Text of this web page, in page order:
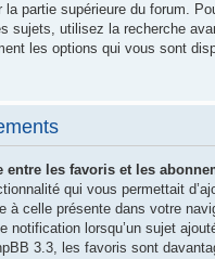
partie supérieure du forum.
sujets, utilisez la recherche
les options qui vous sont
entre les favoris et les
qui vous permettait
à celle présente dans votre
notification lorsqu’un sujet
3.3, les favoris sont